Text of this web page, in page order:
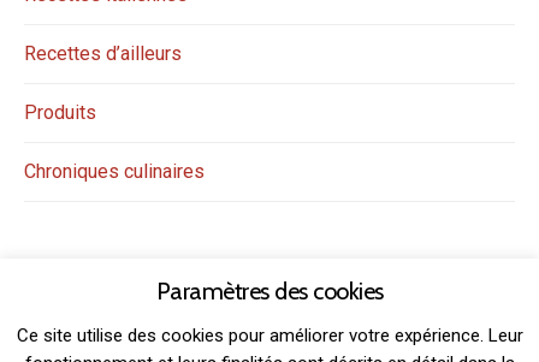
Recettes d’ailleurs
Produits
Chroniques culinaires
Paramètres des cookies
Ce site utilise des cookies pour améliorer votre expérience. Leur